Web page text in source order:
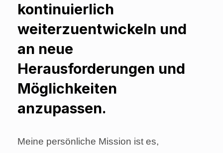
kontinuierlich
weiterzuentwickeln und
an neue
Herausforderungen und
Möglichkeiten
anzupassen.
Meine persönliche Mission ist es,